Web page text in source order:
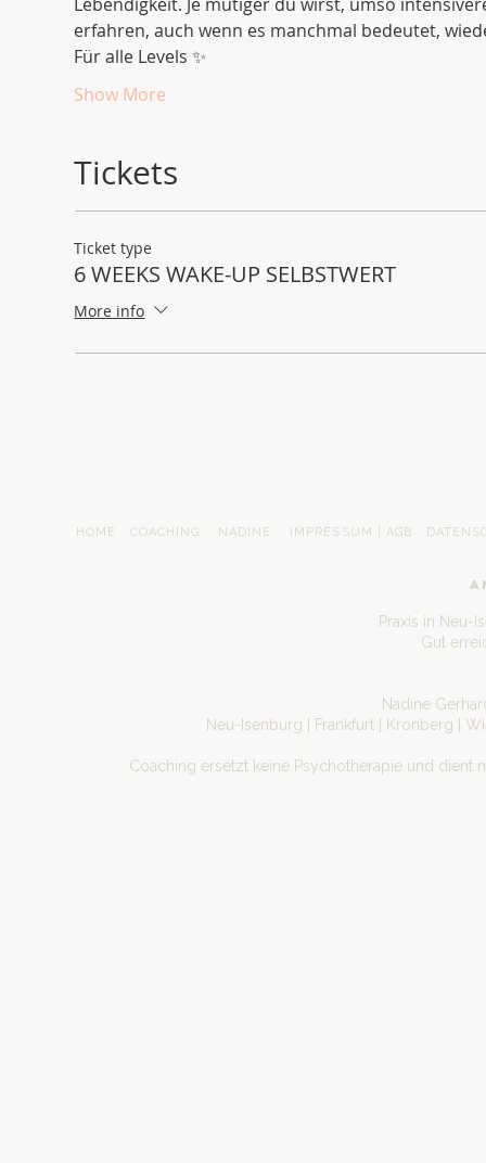
erfahren, auch wenn es manchmal bedeutet,
Für alle Levels ✨
Show More
Tickets
Ticket type
6 WEEKS WAKE-UP SELBSTWERT
More info
HOME COACHING NADINE IMPRESSUM | AGB
Praxis in Neu-
Gut
Nadine
Neu-Isenburg | Frankfurt | Kronberg |
Coaching ersetzt keine Psychotherapie und dient